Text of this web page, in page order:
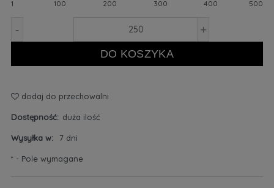
1 100 200 300 400 500
- +
DO KOSZYKA
dodaj do przechowalni
Dostępność: duża ilość
Wysyłka w: 7 dni
* - Pole wymagane